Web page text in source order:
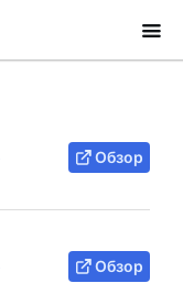
Обзор
Обзор